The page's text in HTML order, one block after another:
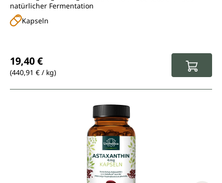
natürlicher Fermentation
Kapseln
19,40 €
(440,91 € / kg)